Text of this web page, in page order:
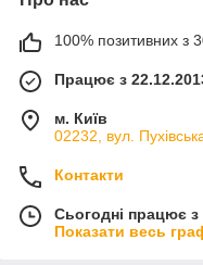
100% позитивних з
Працює з
м. Київ
02232, вул.
Контакти
Сьогодні працює
Показати весь